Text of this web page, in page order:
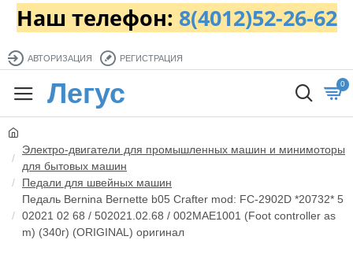
Наш телефон: 8(4012)52-26-62
АВТОРИЗАЦИЯ РЕГИСТРАЦИЯ
Легус 0
Электро-двигатели для промышленных машин и минимоторы
для бытовых машин
Педали для швейных машин
Педаль Bernina Bernette b05 Crafter mod: FC-2902D *20732* 5
02021 02 68 / 502021.02.68 / 002MAE1001 (Foot controller as
m) (340г) (ORIGINAL) оригинал